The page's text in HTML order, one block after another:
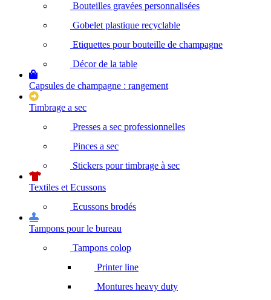
Bouteilles gravées personnalisées
Gobelet plastique recyclable
Etiquettes pour bouteille de champagne
Décor de la table
Capsules de champagne : rangement
Timbrage a sec
Presses a sec professionnelles
Pinces a sec
Stickers pour timbrage à sec
Textiles et Ecussons
Ecussons brodés
Tampons pour le bureau
Tampons colop
Printer line
Montures heavy duty